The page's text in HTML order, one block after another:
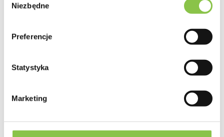
zgody
Niezbędne
Preferencje
Statystyka
Marketing
Od nasiona do zbioru
Wysokość Indoor
Wysokie (ponad 130cm)